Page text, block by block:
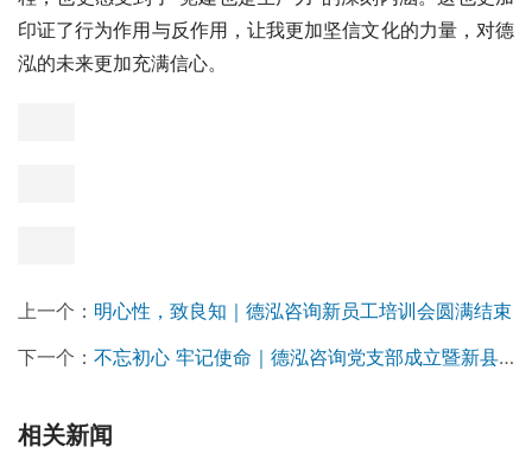
薛荣书记能有今天的成就并非偶然，她的父亲也是一名党
员，曾经参加过抗日战争、解放战争、渡江战役、解放大西
人。同治三年（1864年）时局动荡，时有乱军抢劫。李老
先生更是倾其家产，合力修建寨墙御敌，他的义举深得村民
敬仰，为表感激之情，由全村出钱为其镌刻牌匾一块，这就